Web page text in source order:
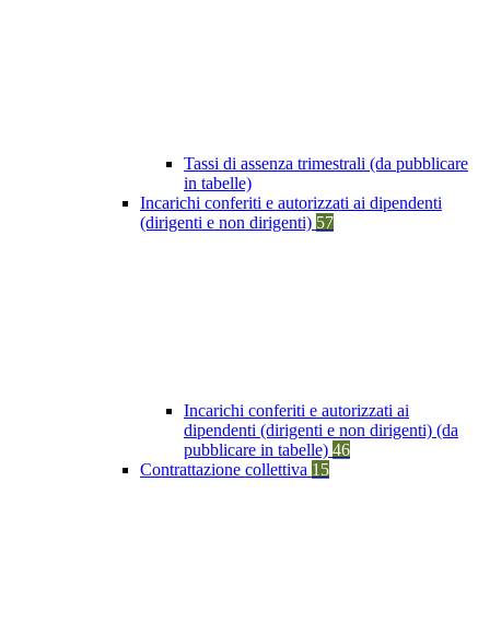
Tassi di assenza trimestrali (da pubblicare
in tabelle)
Incarichi conferiti e autorizzati ai dipendenti
(dirigenti e non dirigenti) 57
Incarichi conferiti e autorizzati ai
dipendenti (dirigenti e non dirigenti) (da
pubblicare in tabelle) 46
Contrattazione collettiva 15